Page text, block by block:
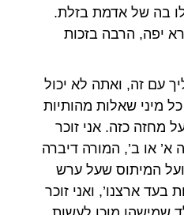
בה של אדמת בזלת.
יפה, הרבה בזכות
עם זה, ואתה לא יכול
מיני שאלות מהותיות
מחזה כזה. אני זוכר
או ב’, המורה דיברה
המיתוס שעל ערש
בעד ארצנו’, ואני זוכר